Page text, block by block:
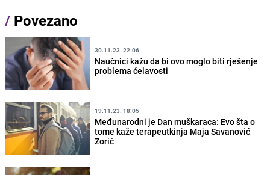
/ Povezano
30.11.23. 22:06
Naučnici kažu da bi ovo moglo biti rješenje
problema ćelavosti
19.11.23. 18:05
Međunarodni je Dan muškaraca: Evo šta o
tome kaže terapeutkinja Maja Savanović
Zorić